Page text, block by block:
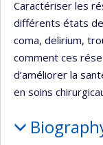
Caractériser les
différents états de
coma, delirium,
comment ces
d’améliorer la
en soins